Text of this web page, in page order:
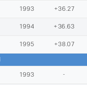
1993 +36.27
1994 +36.63
1995 +38.07
1993 -